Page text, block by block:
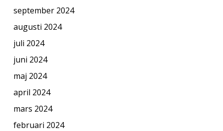
september 2024
augusti 2024
juli 2024
juni 2024
maj 2024
april 2024
mars 2024
februari 2024